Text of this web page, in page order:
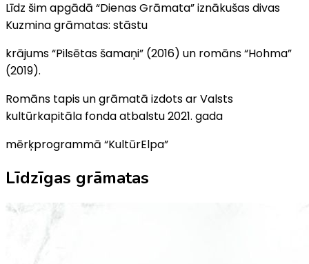
Līdz šim apgādā “Dienas Grāmata” iznākušas divas
Kuzmina grāmatas: stāstu
krājums “Pilsētas šamaņi” (2016) un romāns “Hohma”
(2019).
Romāns tapis un grāmatā izdots ar Valsts
kultūrkapitāla fonda atbalstu 2021. gada
mērķprogrammā “KultūrElpa”
Līdzīgas grāmatas